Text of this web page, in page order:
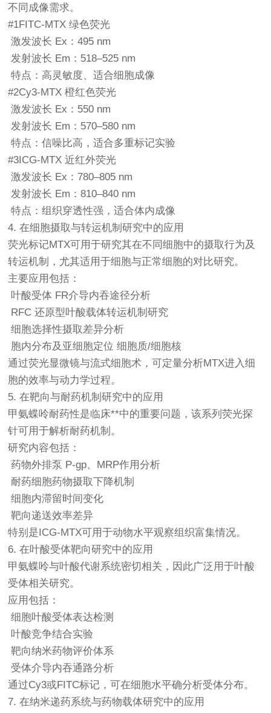
不同成像需求。
#1FITC-MTX 绿色荧光
激发波长 Ex：495 nm
发射波长 Em：518–525 nm
特点：高灵敏度、适合细胞成像
#2Cy3-MTX 橙红色荧光
激发波长 Ex：550 nm
发射波长 Em：570–580 nm
特点：信噪比高，适合多重标记实验
#3ICG-MTX 近红外荧光
激发波长 Ex：780–805 nm
发射波长 Em：810–840 nm
特点：组织穿透性强，适合体内成像
4. 在细胞摄取与转运机制研究中的应用
荧光标记MTX可用于研究其在不同细胞中的摄取行为及
转运机制，尤其适用于细胞与正常细胞的对比研究。
主要应用包括：
叶酸受体 FR介导内吞途径分析
RFC 还原型叶酸载体转运机制研究
细胞选择性摄取差异分析
胞内分布及亚细胞定位 细胞质/细胞核
通过荧光显微镜与流式细胞术，可定量分析MTX进入细
胞的效率与动力学过程。
5. 在靶向与耐药机制研究中的应用
甲氨蝶呤耐药性是临床**中的重要问题，该系列荧光探
针可用于解析耐药机制。
研究内容包括：
药物外排泵 P-gp、MRP作用分析
耐药细胞药物摄取下降机制
细胞内滞留时间变化
靶向递送效率差异
特别是ICG-MTX可用于动物水平观察组织富集情况。
6. 在叶酸受体靶向研究中的应用
甲氨蝶呤与叶酸代谢系统密切相关，因此广泛用于叶酸
受体相关研究。
应用包括：
细胞叶酸受体表达检测
叶酸竞争结合实验
靶向纳米药物评价体系
受体介导内吞通路分析
通过Cy3或FITC标记，可在细胞水平确分析受体分布。
7. 在纳米递药系统与药物载体研究中的应用